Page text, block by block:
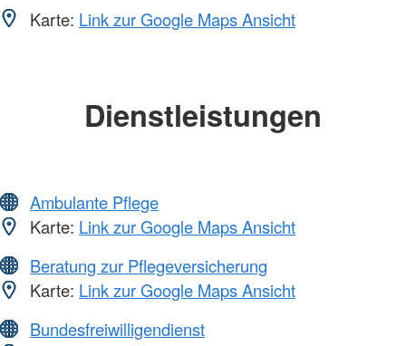
Karte: Link zur Google Maps Ansicht
Dienstleistungen
Ambulante Pflege
Karte: Link zur Google Maps Ansicht
Beratung zur Pflegeversicherung
Karte: Link zur Google Maps Ansicht
Bundesfreiwilligendienst